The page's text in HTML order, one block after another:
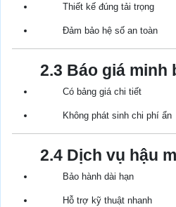
Thiết kế đúng tải trọng
Đảm bảo hệ số an toàn
2.3 Báo giá minh
Có bảng giá chi tiết
Không phát sinh chi phí ẩn
2.4 Dịch vụ hậu
Bảo hành dài hạn
Hỗ trợ kỹ thuật nhanh